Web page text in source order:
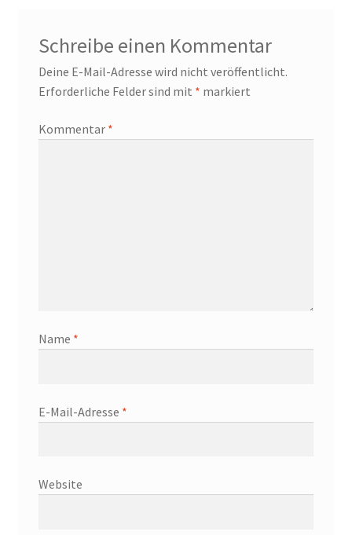
Schreibe einen Kommentar
Deine E-Mail-Adresse wird nicht veröffentlicht.
Erforderliche Felder sind mit * markiert
Kommentar *
Name *
E-Mail-Adresse *
Website